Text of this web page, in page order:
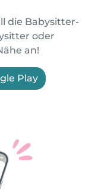
die Babysitter-
oder
an!
Play